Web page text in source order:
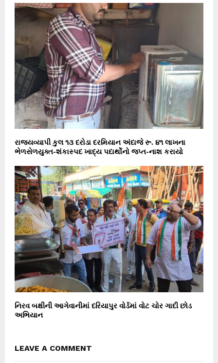
રાજ્યવ્યાપી કુલ ૧૩ દરોડા દરમિયાન અંદાજે રૂ. ૪૧ લાખના
ભેળસેળયુક્ત-શંકાસ્પદ ખાદ્ય પદાર્થોનો જપ્ત-નાશ કરાયો
નિરવ બક્ષીની આગેવાનીમાં દરિયાપુર વોર્ડમાં વોટ ચોર ગાદી છોડ
અભિયાન
LEAVE A COMMENT